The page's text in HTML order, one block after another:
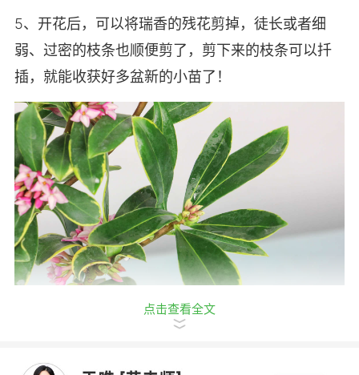
5、开花后，可以将瑞香的残花剪掉，徒长或者细
弱、过密的枝条也顺便剪了，剪下来的枝条可以扦
插，就能收获好多盆新的小苗了！
点击查看全文